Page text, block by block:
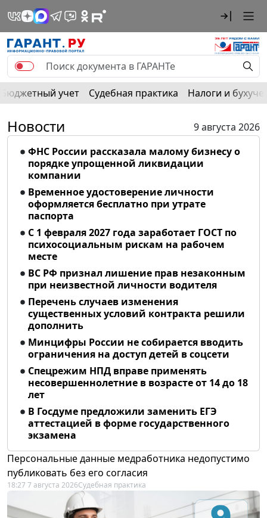
Бюджетный учет Судебная практика Налоги и
Новости
9 августа 2026
ФНС России рассказала малому бизнесу о
порядке упрощенной ликвидации
компании
Временное удостоверение личности
оформляется бесплатно при утрате
паспорта
С 1 февраля 2027 года заработает ГОСТ по
психосоциальным рискам на рабочем
месте
ВС РФ признал лишение прав незаконным
при неизвестной личности водителя
Перечень случаев изменения
существенных условий контракта решили
дополнить
Минцифры России не собирается вводить
ограничения на доступ детей в соцсети
Спецрежим НПД вправе применять
несовершеннолетние в возрасте от 14 до 18
лет
В Госдуме предложили заменить ЕГЭ
аттестацией в форме государственного
экзамена
Персональные данные медработника недопустимо
публиковать без его согласия
18:27 7 августа 2026Судебная практика